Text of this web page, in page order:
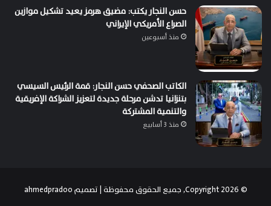
حسن النجار يكتب: مضيق هرمز يعيد تشكيل موازين
الصراع الأمريكي الإيراني
منذ أسبوعين
الكاتب الصحفي حسن النجار: قمة الرئيس السيسي
بتنزانيا تدشن مرحلة جديدة لتعزيز الشراكة الإفريقية
والتنمية المشتركة
منذ 3 أسابيع
© Copyright 2026, جميع الحقوق محفوظة | تصميم ahmedpradoo